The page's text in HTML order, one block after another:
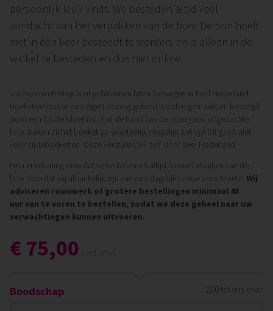
persoonlijk leuk vindt. We besteden altijd veel
aandacht aan het verpakken van de bon! De bon hoeft
niet in één keer besteedt te worden, en is alleen in de
winkel te besteden en dus niet online.
Via deze webshop kunt je bloemen laten bezorgen in heel Nederland.
Boeketten buiten ons eigen bezorg gebied worden gemaakt en bezorgd
door een lokale bloemist. Aan de hand van de door jouw uitgezochte
foto maken zij het boeket zo soortgelijk mogelijk. Let op! Dit geldt niet
voor zijdeboeketten. Deze versturen wij zelf door heel Nederland.
Hou er rekening mee dat verse bloemen altijd kunnen afwijken van de
foto doordat wij afhankelijk zijn van ons dagelijks verse assortiment. Wij
adviseren rouwwerk of grotere bestellingen minimaal 48
uur van te voren te bestellen, zodat we deze geheel naar uw
verwachtingen kunnen uitvoeren.
€ 75,00
Boodschap 200tekens over